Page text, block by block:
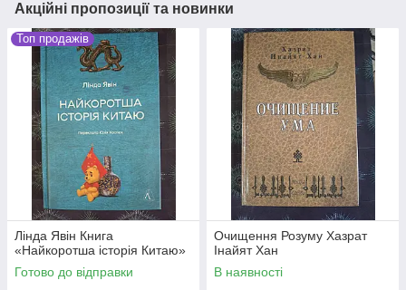
Акційні пропозиції та новинки
Топ продажів
Лінда Явін Книга
«Найкоротша історія Китаю»
Готово до відправки
Очищення Розуму Хазрат
Інайят Хан
В наявності